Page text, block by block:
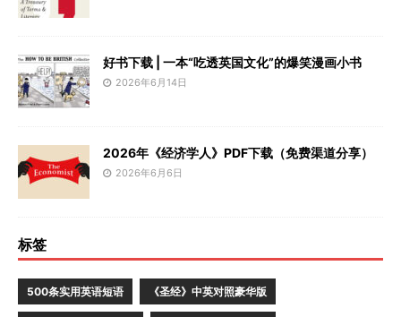
好书下载 | 一本“吃透英国文化”的爆笑漫画小书
2026年6月14日
2026年《经济学人》PDF下载（免费渠道分享）
2026年6月6日
标签
500条实用英语短语 《圣经》中英对照豪华版